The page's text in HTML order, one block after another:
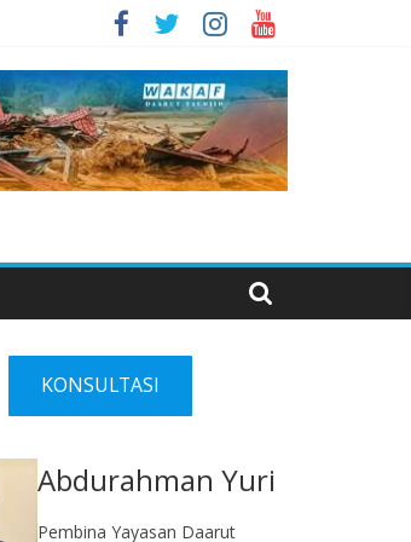
KONSULTASI
Abdurahman Yuri
Pembina Yayasan Daarut